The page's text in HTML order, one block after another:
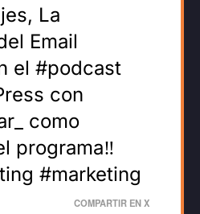
La
Email
el #podcast
con
como
programa‼️
#marketing
COMPARTIR EN X